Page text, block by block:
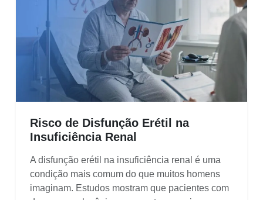
Risco de Disfunção Erétil na
Insuficiência Renal
A disfunção erétil na insuficiência renal é uma
condição mais comum do que muitos homens
imaginam. Estudos mostram que pacientes com